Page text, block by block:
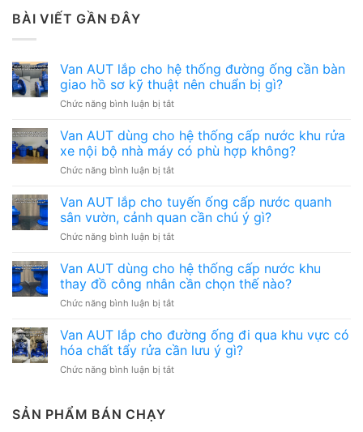
BÀI VIẾT GẦN ĐÂY
Van AUT lắp cho hệ thống đường ống cần bàn
giao hồ sơ kỹ thuật nên chuẩn bị gì?
Chức năng bình luận bị tắtở
AUT
lắp
cho
hệ
đường
ống
cần
bàn
hồ
sơ
thuật
chuẩn
bị
Van AUT dùng cho hệ thống cấp nước khu rửa
xe nội bộ nhà máy có phù hợp không?
Chức năng bình luận bị tắtở
AUT
dùng
cho
hệ
cấp
nước
khu
rửa
nội
bộ
máy
Van AUT lắp cho tuyến ống cấp nước quanh
sân vườn, cảnh quan cần chú ý gì?
Chức năng bình luận bị tắtở
AUT
lắp
cho
tuyến
cấp
nước
quanh
sân
Van AUT dùng cho hệ thống cấp nước khu
thay đồ công nhân cần chọn thế nào?
Chức năng bình luận bị tắtở
AUT
dùng
cho
hệ
Van AUT lắp cho đường ống đi qua khu vực có
hóa chất tẩy rửa cần lưu ý gì?
Chức năng bình luận bị tắtở
SẢN PHẨM BÁN CHẠY